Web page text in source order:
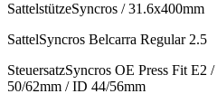
SattelstützeSyncros / 31.6x400mm
SattelSyncros Belcarra Regular 2.5
SteuersatzSyncros OE Press Fit E2
50/62mm / ID 44/56mm